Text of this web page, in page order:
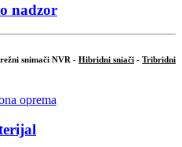
nadzor
snimači NVR - Hibridni sniači - Tribridni